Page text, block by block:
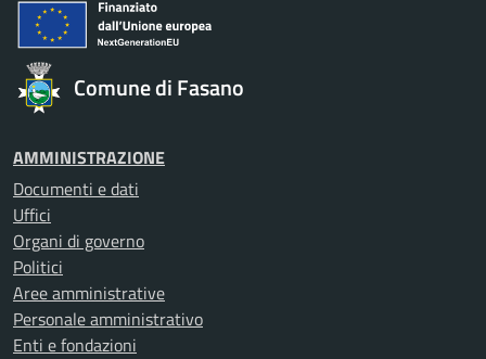
Comune di Fasano
AMMINISTRAZIONE
Documenti e dati
Uffici
Organi di governo
Politici
Aree amministrative
Personale amministrativo
Enti e fondazioni